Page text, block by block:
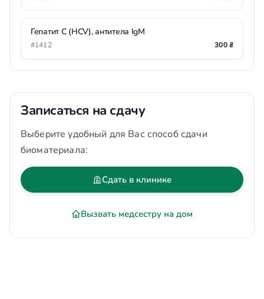
Гепатит С (HCV), антитела IgМ
#1412 300 ₴
Записаться на сдачу
Выберите удобный для Вас способ сдачи
биоматериала:
Сдать в клинике
Вызвать медсестру на дом